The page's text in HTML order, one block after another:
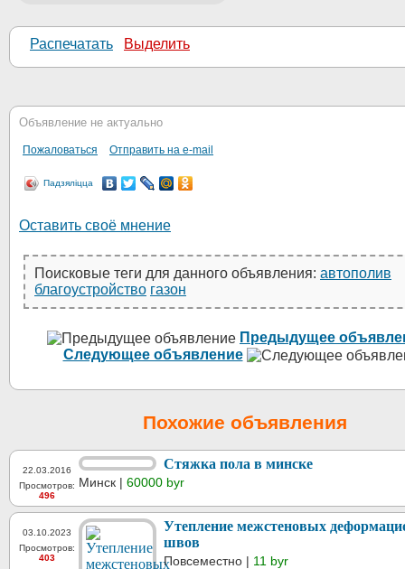
Распечатать Выделить
Объявление не актуально
Пожаловаться Отправить на e-mail
Падзяліцца
Оставить своё мнение
Поисковые теги для данного объявления: автополив
благоустройство газон
Предыдущее
Следующее объявление
Похожие объявления
22.03.2016
Просмотров:
496
Стяжка пола в минске
Минск | 60000 byr
03.10.2023
Просмотров:
403
Утепление межстеновых
швов
Повсеместно | 11 byr